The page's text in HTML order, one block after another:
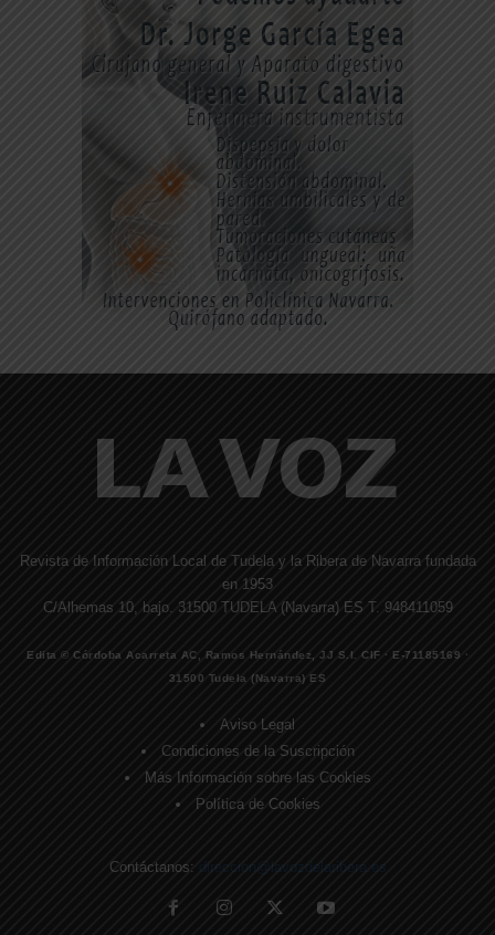
Revista de Información Local de Tudela y la Ribera de Navarra fundada
en 1953
C/Alhemas 10, bajo. 31500 TUDELA (Navarra) ES T. 948411059
Edita © Córdoba Acarreta AC, Ramos Hernández, JJ S.I. CIF · E-71185169 ·
31500 Tudela (Navarra) ES
Aviso Legal
Condiciones de la Suscripción
Más Información sobre las Cookies
Política de Cookies
Contáctanos: direccion@lavozdelaribera.es